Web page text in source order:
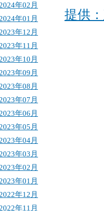
2024年02月
2024年01月
2023年12月
2023年11月
2023年10月
2023年09月
2023年08月
2023年07月
2023年06月
2023年05月
2023年04月
2023年03月
2023年02月
2023年01月
2022年12月
2022年11月
提供